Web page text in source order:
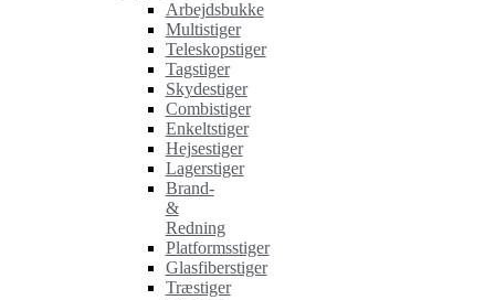
Arbejdsbukke
Multistiger
Teleskopstiger
Tagstiger
Skydestiger
Combistiger
Enkeltstiger
Hejsestiger
Lagerstiger
Brand-
&
Redning
Platformsstiger
Glasfiberstiger
Træstiger